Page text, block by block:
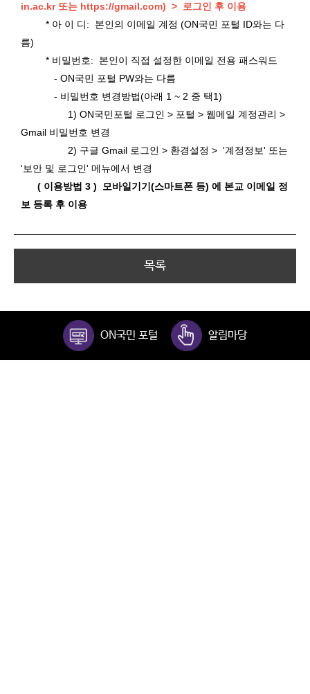
in.ac.kr 또는 https://gmail.com) > 로그인 후 이용
* 아 이 디: 본인의 이메일 계정 (ON국민 포털 ID와는 다
름)
* 비밀번호: 본인이 직접 설정한 이메일 전용 패스워드
- ON국민 포털 PW와는 다름
- 비밀번호 변경방법(아래 1 ~ 2 중 택1)
1) ON국민포털 로그인 > 포털 > 웹메일 계정관리 >
Gmail 비밀번호 변경
2) 구글 Gmail 로그인 > 환경설정 > '계정정보' 또는
'보안 및 로그인' 메뉴에서 변경
( 이용방법 3 ) 모바일기기(스마트폰 등) 에 본교 이메일 정
보 등록 후 이용
목록
ON국민 포털 알림마당